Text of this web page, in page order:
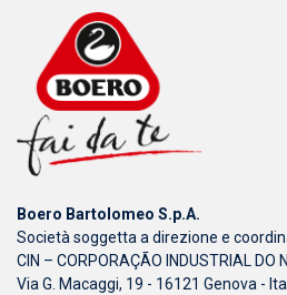
Boero Bartolomeo S.p.A.
Società soggetta a direzione e
CIN – CORPORAÇÃO INDUSTRIAL DO
Via G. Macaggi, 19 - 16121 Genova -